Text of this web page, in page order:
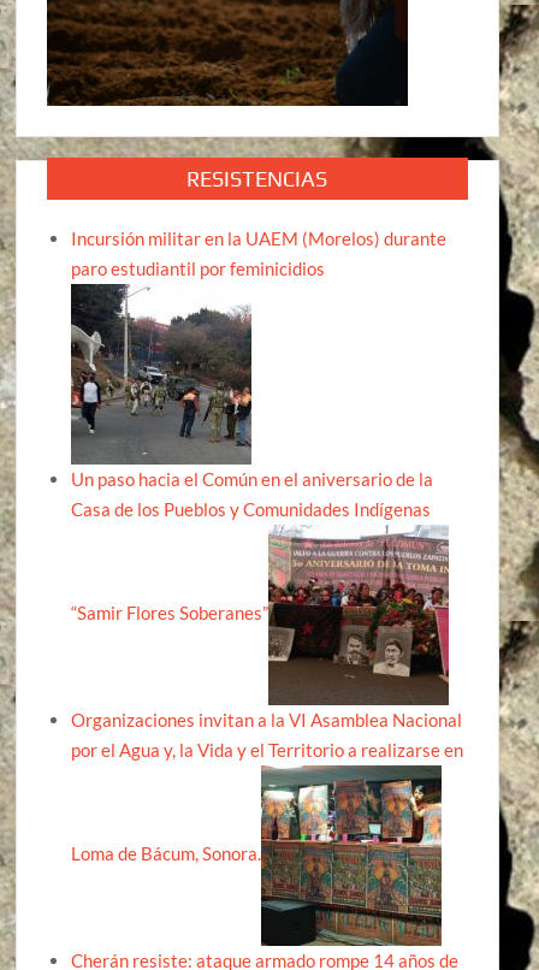
RESISTENCIAS
Incursión militar en la UAEM (Morelos) durante
paro estudiantil por feminicidios
Un paso hacia el Común en el aniversario de la
Casa de los Pueblos y Comunidades Indígenas
“Samir Flores Soberanes”
Organizaciones invitan a la VI Asamblea Nacional
por el Agua y, la Vida y el Territorio a realizarse en
Loma de Bácum, Sonora.
Cherán resiste: ataque armado rompe 14 años de